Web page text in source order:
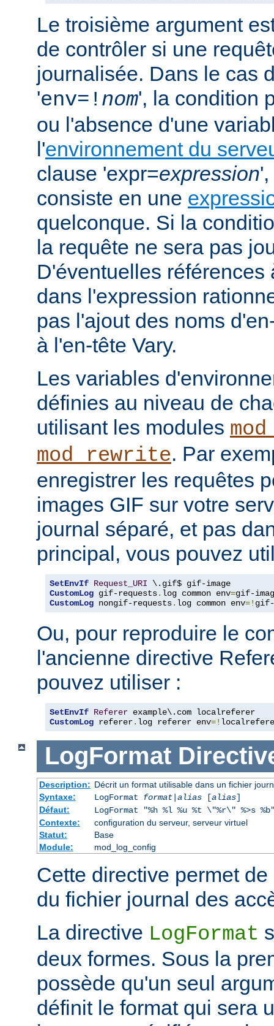
Le troisième argument
de contrôler si une
journalisée. Dans le cas
'env=! nom', la condition
ou l'absence d'une
l'environnement du
clause 'expr=expression
consiste en une
quelconque. Si la
la requête ne sera pas
D'éventuelles références
dans l'expression
pas l'ajout des noms
à l'en-tête Vary.
Les variables
définies au niveau de
utilisant les modules
mod_rewrite. Par
enregistrer les requêtes
images GIF sur votre
journal séparé, et pas
principal, vous pouvez
SetEnvIf Request_URI
CustomLog gif-requests. log common env=
CustomLog nongif-requests. log common env=! gif-
Ou, pour reproduire le
l'ancienne directive
pouvez utiliser :
SetEnvIf Referer
CustomLog referer. log referer env=!
LogFormat
Description: Décrit un format utilisable dans un fichier
Syntaxe:
LogFormat format| alias[alias]
Défaut:
LogFormat "%h %l %u %t \"%r\" %>s
Contexte:
configuration du serveur, serveur virtuel
Statut:
Base
Module:
mod_log_config
Cette directive permet
du fichier journal des
La directive LogFormat
deux formes. Sous la
possède qu'un seul
définit le format qui sera